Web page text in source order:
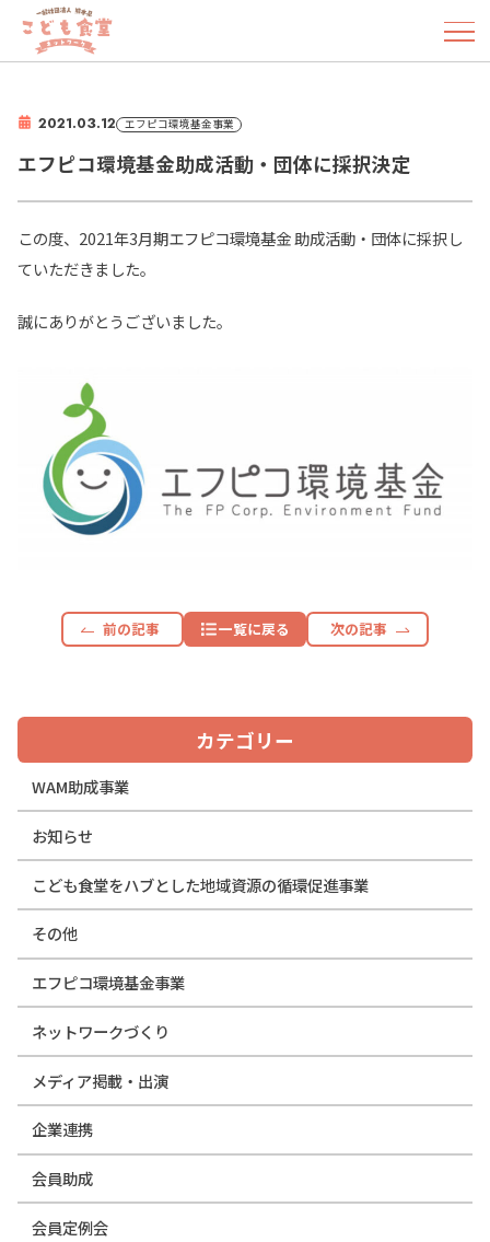
2021.03.12 エフピコ環境基金事業
エフピコ環境基金助成活動・団体に採択決定
この度、2021年3月期エフピコ環境基金 助成活動・団体に採択し
ていただきました。
誠にありがとうございました。
前の記事 一覧に戻る 次の記事
カテゴリー
WAM助成事業
お知らせ
こども食堂をハブとした地域資源の循環促進事業
その他
エフピコ環境基金事業
ネットワークづくり
メディア掲載・出演
企業連携
会員助成
会員定例会